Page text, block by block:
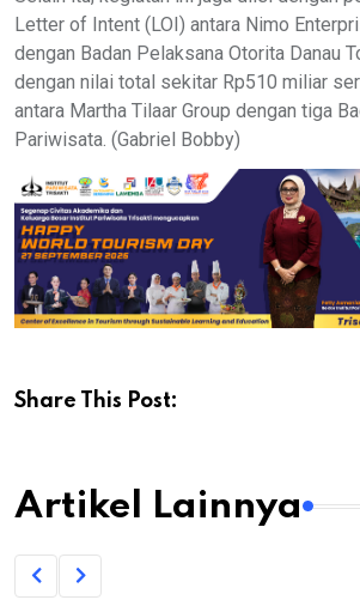
Letter of Intent (LOI) antara Nimo
dengan Badan Pelaksana Otorita Danau
dengan nilai total sekitar Rp510 miliar
antara Martha Tilaar Group dengan tiga
Pariwisata. (Gabriel Bobby)
Share This Post:
Artikel Lainnya